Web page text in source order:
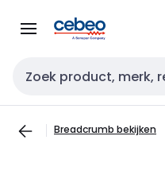
naar
naar
Zoekveld invoer
Breadcrumb bekijken